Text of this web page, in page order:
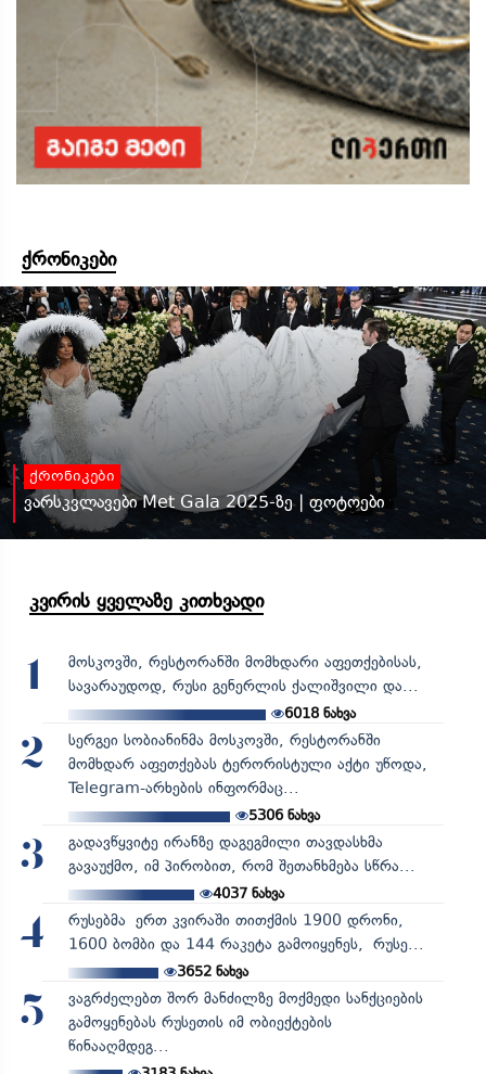
ქრონიკები
ქრონიკები
ვარსკვლავები Met Gala 2025-ზე | ფოტოები
კვირის ყველაზე კითხვადი
1
მოსკოვში, რესტორანში მომხდარი აფეთქებისას,
სავარაუდოდ, რუსი გენერლის ქალიშვილი და...
6018 ნახვა
2
სერგეი სობიანინმა მოსკოვში, რესტორანში
მომხდარ აფეთქებას ტერორისტული აქტი უწოდა,
Telegram-არხების ინფორმაც...
5306ნახვა
3
გადავწყვიტე ირანზე დაგეგმილი თავდასხმა
გავაუქმო, იმ პირობით, რომ შეთანხმება სწრა...
4037ნახვა
4
რუსებმა ერთ კვირაში თითქმის 1900 დრონი,
1600 ბომბი და 144 რაკეტა გამოიყენეს, რუსე...
3652ნახვა
5
ვაგრძელებთ შორ მანძილზე მოქმედი სანქციების
გამოყენებას რუსეთის იმ ობიექტების
წინააღმდეგ...